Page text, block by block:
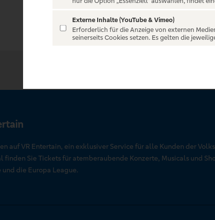
auf VR Entertain, ein exklusiver Service für alle Kunden der
finden Sie Tickets für atemberaubende Konzerte, Musicals und
die Europa League.
Externe Inhalte (YouTube & Vimeo)
Erforderlich für die Anzeige von externen
seinerseits Cookies setzen. Es gelten die